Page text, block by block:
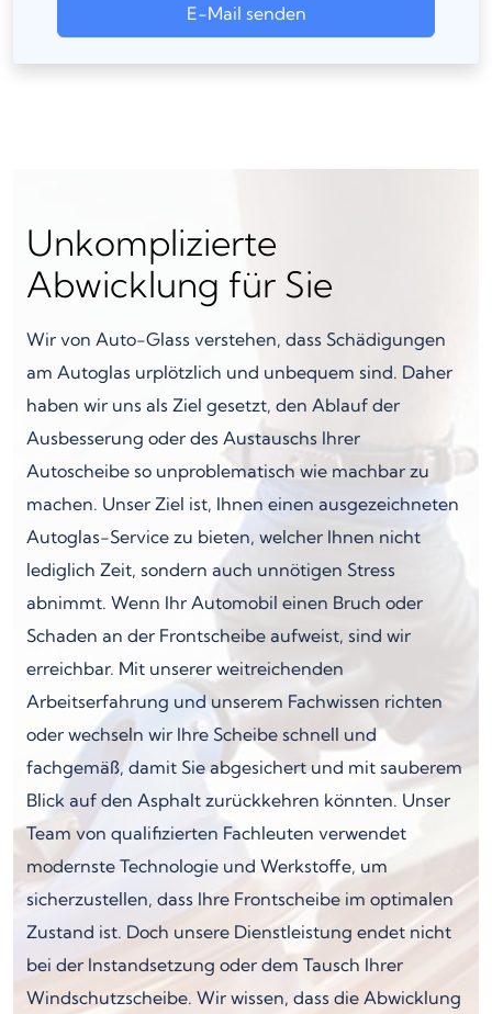
E-Mail senden
Unkomplizierte
Abwicklung für Sie
Wir von Auto-Glass verstehen, dass Schädigungen
am Autoglas urplötzlich und unbequem sind. Daher
haben wir uns als Ziel gesetzt, den Ablauf der
Ausbesserung oder des Austauschs Ihrer
Autoscheibe so unproblematisch wie machbar zu
machen. Unser Ziel ist, Ihnen einen ausgezeichneten
Autoglas-Service zu bieten, welcher Ihnen nicht
lediglich Zeit, sondern auch unnötigen Stress
abnimmt. Wenn Ihr Automobil einen Bruch oder
Schaden an der Frontscheibe aufweist, sind wir
erreichbar. Mit unserer weitreichenden
Arbeitserfahrung und unserem Fachwissen richten
oder wechseln wir Ihre Scheibe schnell und
fachgemäß, damit Sie abgesichert und mit sauberem
Blick auf den Asphalt zurückkehren könnten. Unser
Team von qualifizierten Fachleuten verwendet
modernste Technologie und Werkstoffe, um
sicherzustellen, dass Ihre Frontscheibe im optimalen
Zustand ist. Doch unsere Dienstleistung endet nicht
bei der Instandsetzung oder dem Tausch Ihrer
Windschutzscheibe. Wir wissen, dass die Abwicklung